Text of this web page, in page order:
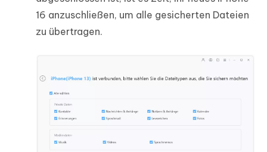
16 anzuschließen, um alle gesicherten Dateien
zu übertragen.